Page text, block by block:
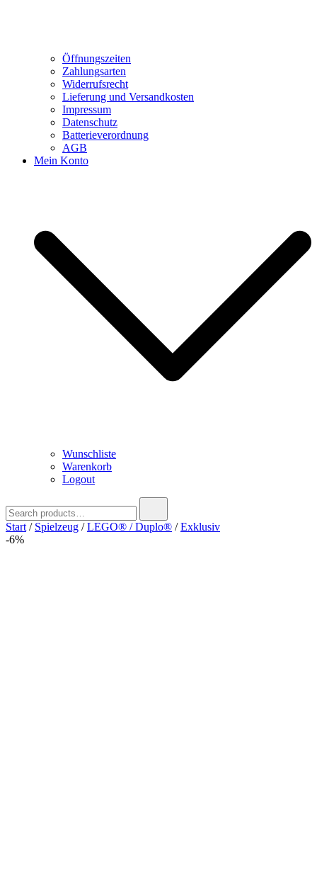
Öffnungszeiten
Zahlungsarten
Widerrufsrecht
Lieferung und Versandkosten
Impressum
Datenschutz
Batterieverordnung
AGB
Mein Konto
Wunschliste
Warenkorb
Logout
for:
Start / Spielzeug /LEGO® / Duplo® /Exklusiv
-6%